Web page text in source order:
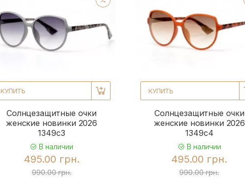
КУПИТЬ
Солнцезащитные очки
женские новинки 2026
1349c3
В наличии
495.00 грн.
990.00 грн.
КУПИТЬ
Солнцезащитные очки
женские новинки 2026
1349c4
В наличии
495.00 грн.
990.00 грн.